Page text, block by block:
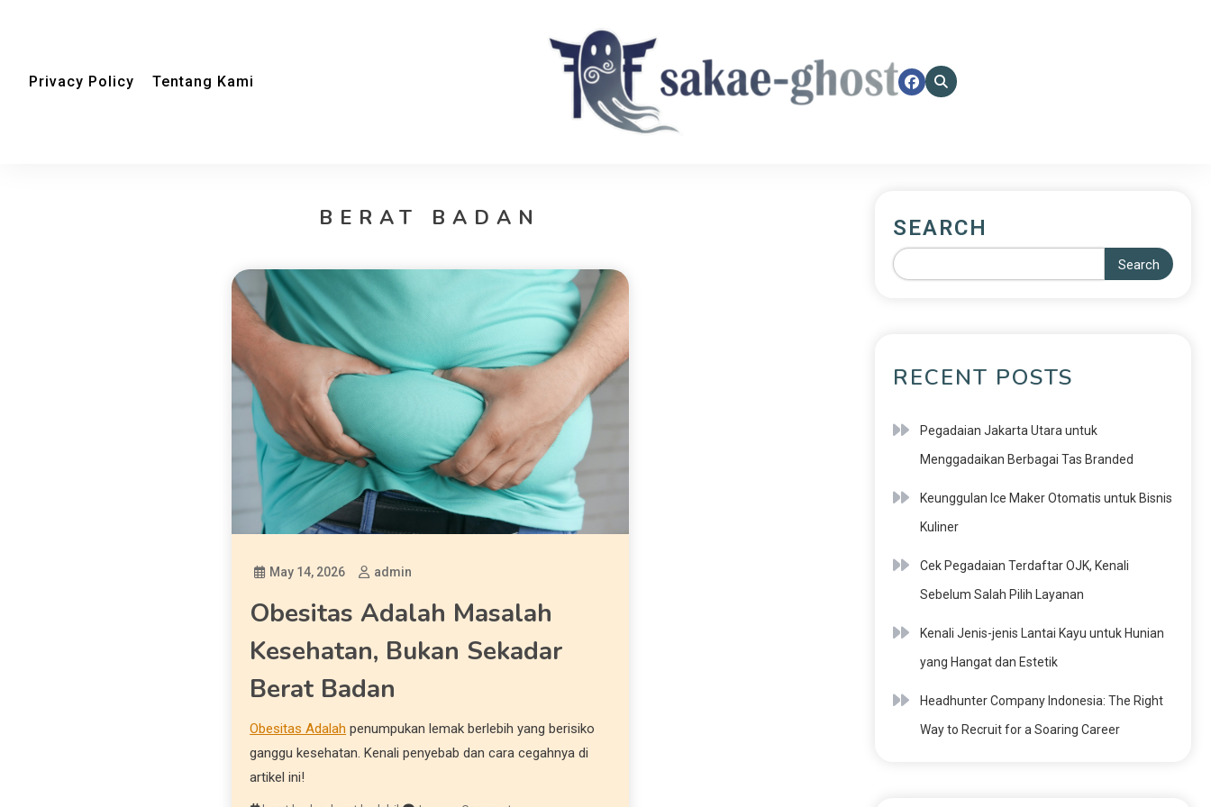
Privacy Policy Tentang Kami
BERAT BADAN
May 14, 2026 admin
Obesitas Adalah Masalah
Kesehatan, Bukan Sekadar
Berat Badan
Obesitas Adalah penumpukan lemak berlebih yang berisiko
ganggu kesehatan. Kenali penyebab dan cara cegahnya di
artikel ini!
SEARCH
Search
RECENT POSTS
Pegadaian Jakarta Utara untuk
Menggadaikan Berbagai Tas Branded
Keunggulan Ice Maker Otomatis untuk Bisnis
Kuliner
Cek Pegadaian Terdaftar OJK, Kenali
Sebelum Salah Pilih Layanan
Kenali Jenis-jenis Lantai Kayu untuk Hunian
yang Hangat dan Estetik
Headhunter Company Indonesia: The Right
Way to Recruit for a Soaring Career